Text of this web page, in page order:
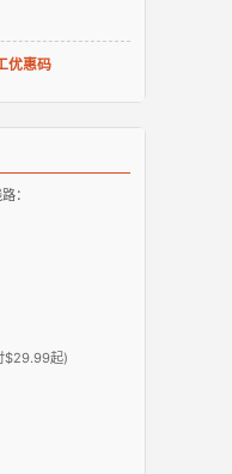
优惠码
：
$29.99起)